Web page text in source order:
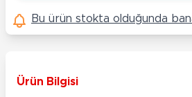
Bu ürün stokta olduğunda
Ürün Bilgisi